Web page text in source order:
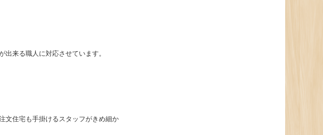
来る職人に対応させています。
文住宅も手掛けるスタッフがきめ細か